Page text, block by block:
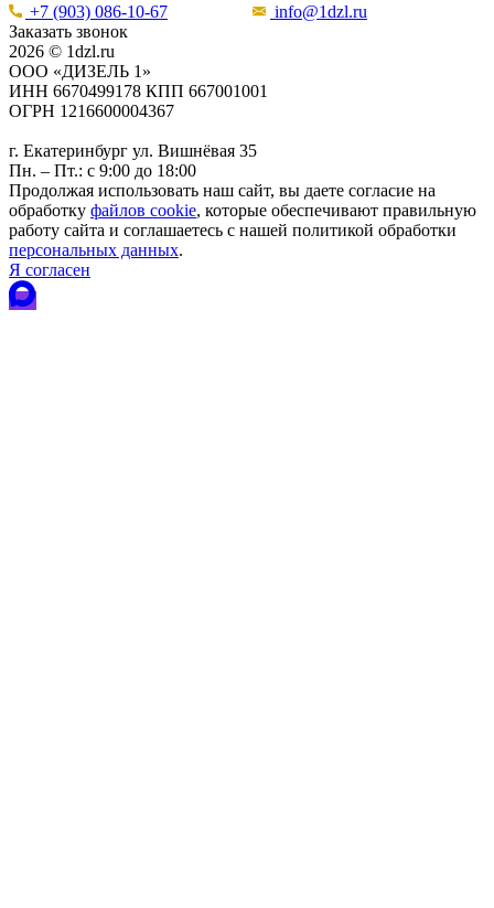
+7 (903) 086-10-67
info@1dzl.ru
Заказать звонок
2026 © 1dzl.ru
ООО «ДИЗЕЛЬ 1»
ИНН 6670499178 КПП 667001001
ОГРН 1216600004367
г. Екатеринбург ул. Вишнёвая 35
Пн. – Пт.: с 9:00 до 18:00
Продолжая использовать наш сайт, вы даете согласие на
обработку файлов cookie, которые обеспечивают правильную
работу сайта и соглашаетесь с нашей политикой обработки
персональных данных.
Я согласен